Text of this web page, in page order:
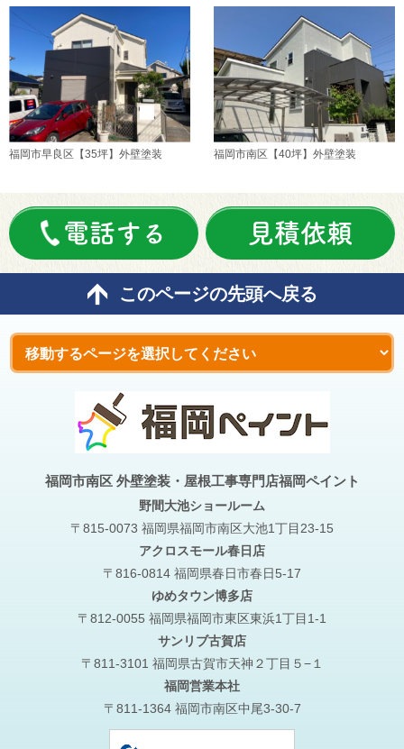
福岡市早良区【35坪】外壁塗装 福岡市南区【40坪】外壁塗装
電話する 見積依頼
このページの先頭へ戻る
福岡市南区 外壁塗装・屋根工事専門店福岡ペイント
野間大池ショールーム
〒815-0073 福岡県福岡市南区大池1丁目23-15
アクロスモール春日店
〒816-0814 福岡県春日市春日5-17
ゆめタウン博多店
〒812-0055 福岡県福岡市東区東浜1丁目1-1
サンリブ古賀店
〒811-3101 福岡県古賀市天神２丁目５−１
福岡営業本社
〒811-1364 福岡市南区中尾3-30-7